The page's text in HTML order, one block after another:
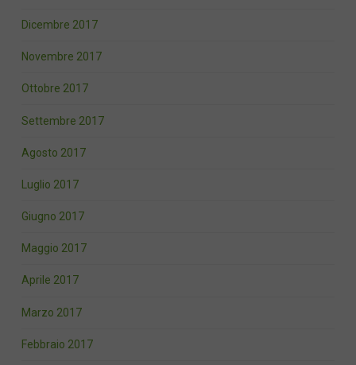
Dicembre 2017
Novembre 2017
Ottobre 2017
Settembre 2017
Agosto 2017
Luglio 2017
Giugno 2017
Maggio 2017
Aprile 2017
Marzo 2017
Febbraio 2017